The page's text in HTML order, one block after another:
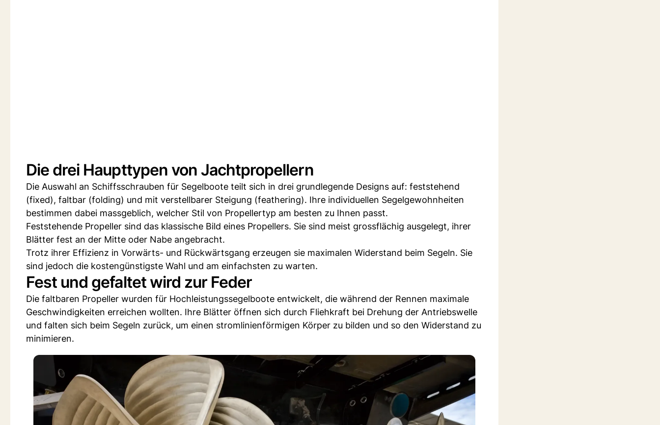
Die drei Haupttypen von Jachtpropellern
Die Auswahl an Schiffsschrauben für Segelboote teilt sich in drei grundlegende Designs auf: feststehend
(fixed), faltbar (folding) und mit verstellbarer Steigung (feathering). Ihre individuellen Segelgewohnheiten
bestimmen dabei massgeblich, welcher Stil von Propellertyp am besten zu Ihnen passt.
Feststehende Propeller sind das klassische Bild eines Propellers. Sie sind meist grossflächig ausgelegt, ihrer
Blätter fest an der Mitte oder Nabe angebracht.
Trotz ihrer Effizienz in Vorwärts- und Rückwärtsgang erzeugen sie maximalen Widerstand beim Segeln. Sie
sind jedoch die kostengünstigste Wahl und am einfachsten zu warten.
Fest und gefaltet wird zur Feder
Die faltbaren Propeller wurden für Hochleistungssegelboote entwickelt, die während der Rennen maximale
Geschwindigkeiten erreichen wollten. Ihre Blätter öffnen sich durch Fliehkraft bei Drehung der Antriebswelle
und falten sich beim Segeln zurück, um einen stromlinienförmigen Körper zu bilden und so den Widerstand zu
minimieren.